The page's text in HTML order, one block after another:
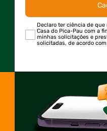
Declaro ter ciência de
Casa do Pica-Pau com a
minhas solicitações e
solicitadas, de acordo